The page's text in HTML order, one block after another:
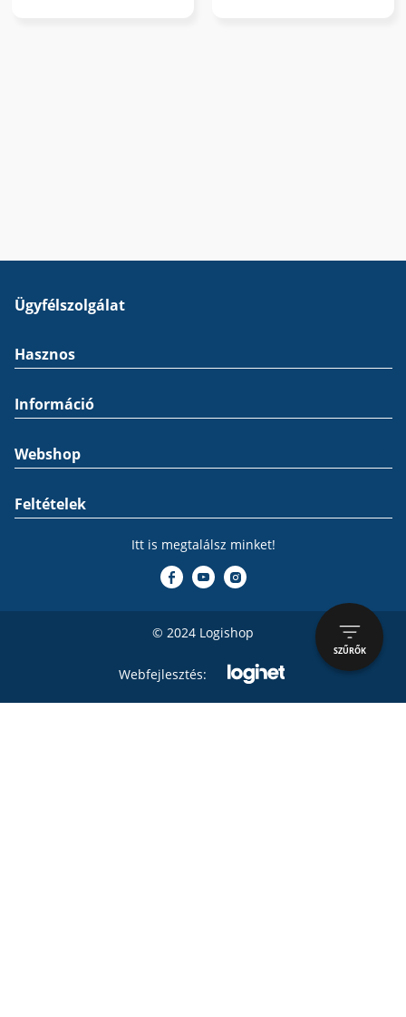
SZŰRŐK
Ügyfélszolgálat
Hasznos
Információ
Webshop
Feltételek
Itt is megtalálsz minket!
© 2024 Logishop
Webfejlesztés: